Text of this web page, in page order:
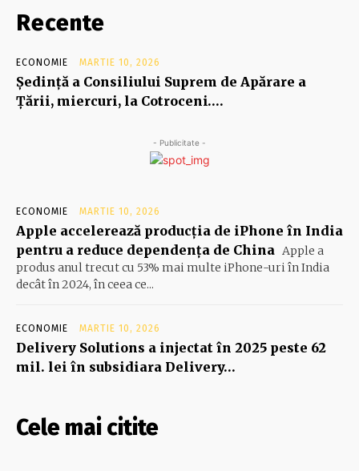
Recente
ECONOMIE MARTIE 10, 2026
Şedinţă a Consiliului Suprem de Apărare a
Ţării, miercuri, la Cotroceni….
- Publicitate -
ECONOMIE MARTIE 10, 2026
Apple accelerează producția de iPhone în India
pentru a reduce dependența de China Apple a
produs anul trecut cu 53% mai multe iPhone-uri în India
decât în 2024, în ceea ce...
ECONOMIE MARTIE 10, 2026
Delivery Solutions a injectat în 2025 peste 62
mil. lei în subsidiara Delivery…
Cele mai citite